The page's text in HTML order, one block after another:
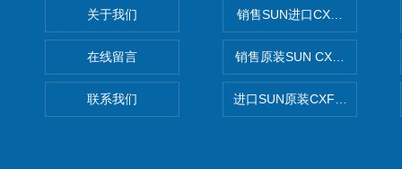
关于我们
在线留言
联系我们
销售SUN进口CXGDXCN插
销售原装SUN CXJAXCN全
进口SUN原装CXFAXCN导压